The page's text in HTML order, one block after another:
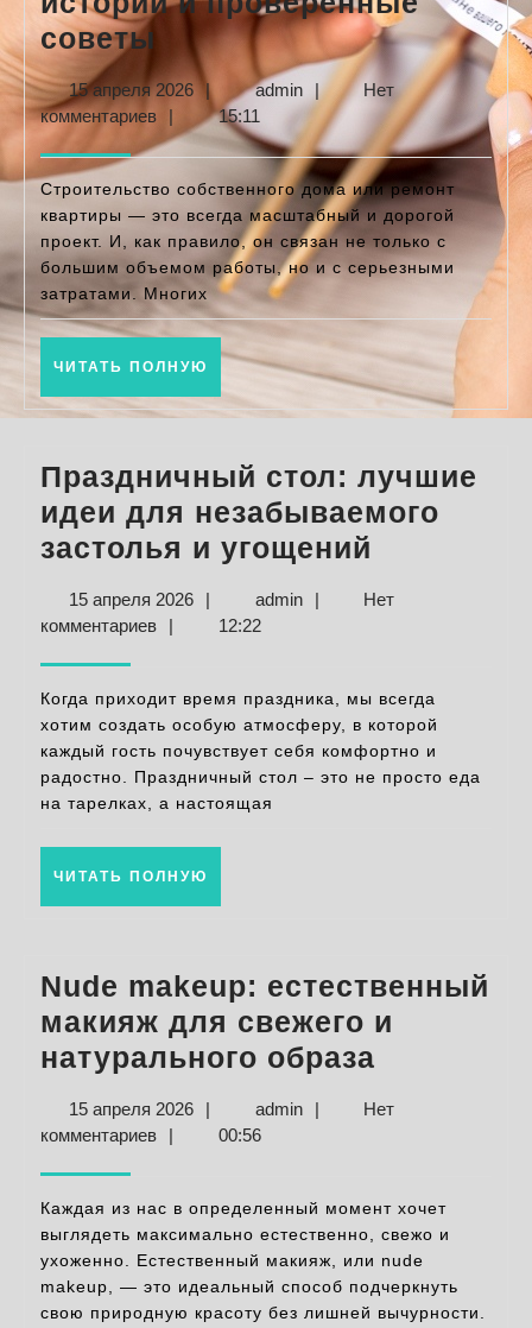
советы Как
сэкономить
на
строительстве:
реальные
истории
и
проверенные
советы
15 апреля 202615
апреля
2026
| adminadmin
|
Нет
комментариев
| 15:11
Строительство собственного дома или ремонт
квартиры — это всегда масштабный и дорогой
проект. И, как правило, он связан не только с
большим объемом работы, но и с серьезными
затратами. Многих
ЧИТАТЬ ПОЛНУЮ ЧИТАТЬ
Праздничный стол: лучшие
идеи для незабываемого
застолья и угощений
для
застолья
15 апреля 202615
апреля
| adminadmin
|
Нет
комментариев
| 12:22
Когда приходит время праздника, мы всегда
хотим создать особую атмосферу, в которой
каждый гость почувствует себя комфортно и
радостно. Праздничный стол – это не просто еда
на тарелках, а настоящая
ЧИТАТЬ ПОЛНУЮ
Nude makeup: естественный
макияж для свежего и
натурального образа
для
свежего
и
15 апреля 202615
апреля
| adminadmin
|
Нет
комментариев
| 00:56
Каждая из нас в определенный момент хочет
выглядеть максимально естественно, свежо и
ухоженно. Естественный макияж, или nude
makeup, — это идеальный способ подчеркнуть
свою природную красоту без лишней вычурности.